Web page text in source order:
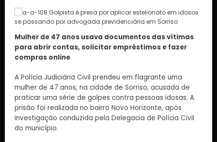
Mulher de 47 anos usava documentos das vítimas
para abrir contas, solicitar empréstimos e fazer
compras online
A Polícia Judiciária Civil prendeu em flagrante uma
mulher de 47 anos, na cidade de Sorriso, acusada de
praticar uma série de golpes contra pessoas idosas. A
prisão foi realizada no bairro Novo Horizonte, após
investigação conduzida pela Delegacia de Polícia Civil
do município.